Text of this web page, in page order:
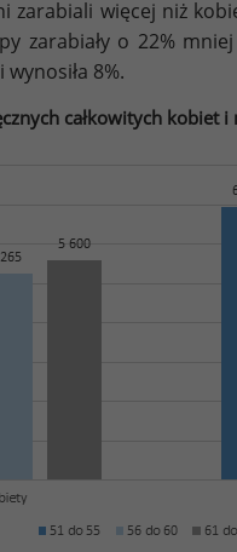
zarabiali więcej niż
zarabiały o 22%
8%.
całkowitych kobiet